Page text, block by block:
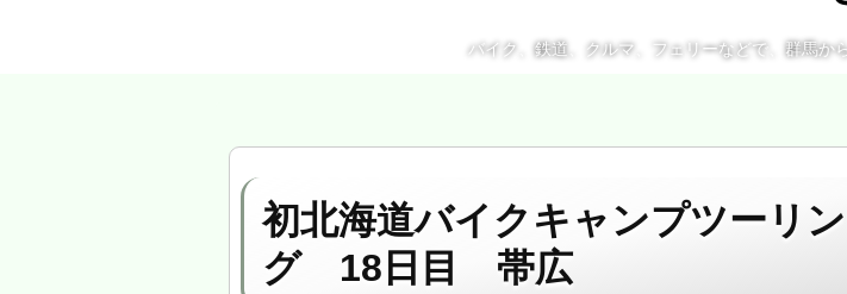
バイク、鉄道、クルマ、フェリーなどで、群馬か
初北海道バイクキャンプツーリン
グ 18日目 帯広